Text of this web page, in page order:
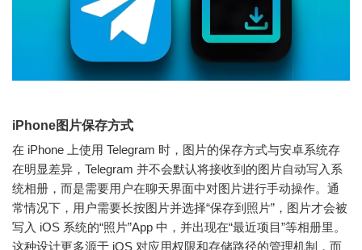
iPhone图片保存方式
在 iPhone 上使用 Telegram 时，图片的保存方式与安卓系统存
在明显差异，Telegram 并不会默认将接收到的图片自动写入系
统相册，而是需要用户在聊天界面中对图片进行手动操作。通
常情况下，用户需要长按图片并选择“保存到照片”，图片才会被
写入 iOS 系统的“照片”App 中，并出现在“最近项目”等相册里。
这种设计更多源于 iOS 对应用权限和存储路径的管理机制，而